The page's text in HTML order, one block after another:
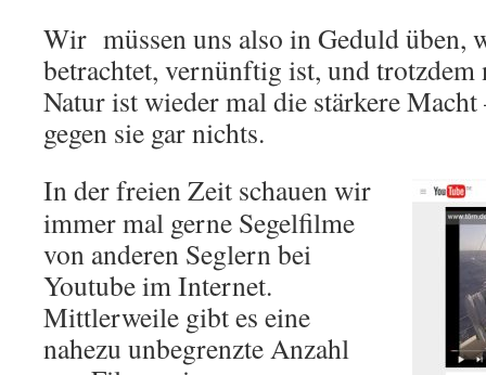
Wir müssen uns also in Geduld üben,
betrachtet, vernünftig ist, und
Natur ist wieder mal die stärkere
gegen sie gar nichts.
In der freien Zeit schauen wir
immer mal gerne Segelfilme
von anderen Seglern bei
Youtube im Internet.
Mittlerweile gibt es eine
nahezu unbegrenzte Anzahl